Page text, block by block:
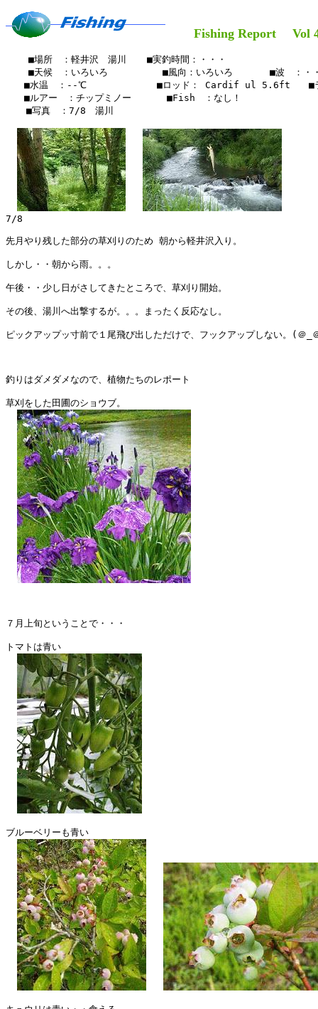
Fishing Report Vol
    ■場所　：軽井沢　湯川　  ■実釣時間：・・・
■天候　：いろいろ        　■風向：いろいろ　　　　■波　：・
■水温　：--℃　　　　　　 　■ロッド： Cardif ul 5.6ft　　■
■ルアー　：チップミノー　　   ■Fish　：なし！
  　■写真　：7/8　湯川
7/8
先月やり残した部分の草刈りのため 朝から軽井沢入り。
しかし・・朝から雨。。。
午後・・少し日がさしてきたところで、草刈り開始。
その後、湯川へ出撃するが。。。まったく反応なし。
ピックアップッ寸前で１尾飛び出しただけで、フックアップしない。(＠
釣りはダメダメなので、植物たちのレポート
草刈をした田圃のショウブ。
７月上旬ということで・・・
トマトは青い
ブルーベリーも青い